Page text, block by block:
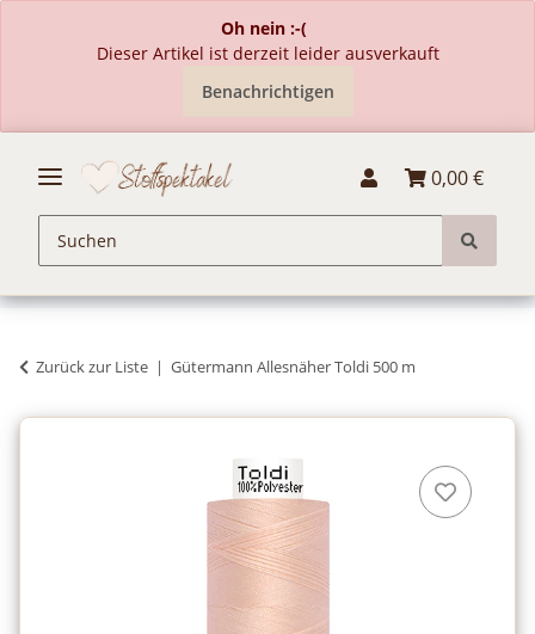
Oh nein :-(
Dieser Artikel ist derzeit leider ausverkauft
Benachrichtigen
0,00 €
Zurück zur Liste Gütermann Allesnäher Toldi 500 m